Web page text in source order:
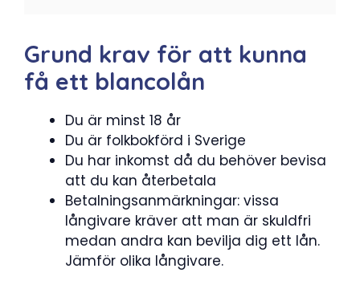
Grund krav för att kunna
få ett blancolån
Du är minst 18 år
Du är folkbokförd i Sverige
Du har inkomst då du behöver bevisa
att du kan återbetala
Betalningsanmärkningar: vissa
långivare kräver att man är skuldfri
medan andra kan bevilja dig ett lån.
Jämför olika långivare.